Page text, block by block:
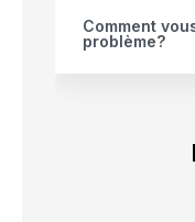
Comment
problème?